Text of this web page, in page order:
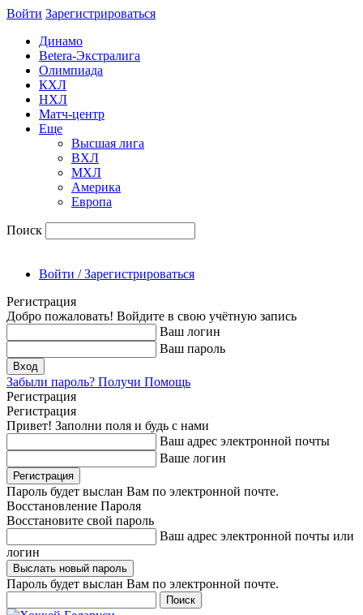
Войти Зарегиcтрироваться
Динамо
Betera-Экстралига
Олимпиада
КХЛ
НХЛ
Матч-центр
Еще
Высшая лига
ВХЛ
МХЛ
Америка
Европа
Поиск
Войти / Зарегистрироваться
Регистрация
Добро пожаловать! Войдите в свою учётную запись
Ваш логин
Ваш пароль
Забыли пароль? Получи Помощь
Регистрация
Регистрация
Привет! Заполни поля и будь с нами
Ваш адрес электронной почты
Ваше логин
Пароль будет выслан Вам по электронной почте.
Восстановление Пароля
Восстановите свой пароль
Ваш адрес электронной почты или
логин
Пароль будет выслан Вам по электронной почте.